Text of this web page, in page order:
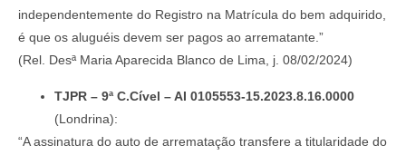
independentemente do Registro na Matrícula do bem adquirido,
é que os aluguéis devem ser pagos ao arrematante.”
(Rel. Desª Maria Aparecida Blanco de Lima, j. 08/02/2024)
TJPR – 9ª C.Cível – AI 0105553-15.2023.8.16.0000
(Londrina):
“A assinatura do auto de arrematação transfere a titularidade do